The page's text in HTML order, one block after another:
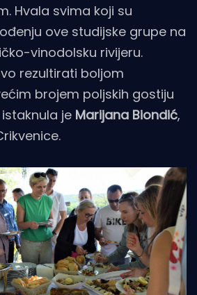
Hvala svima koji su
ove studijske grupe na
vinodolsku rivijeru.
rezultirati boljom
brojem poljskih gostiju
je Marijana Biondić,